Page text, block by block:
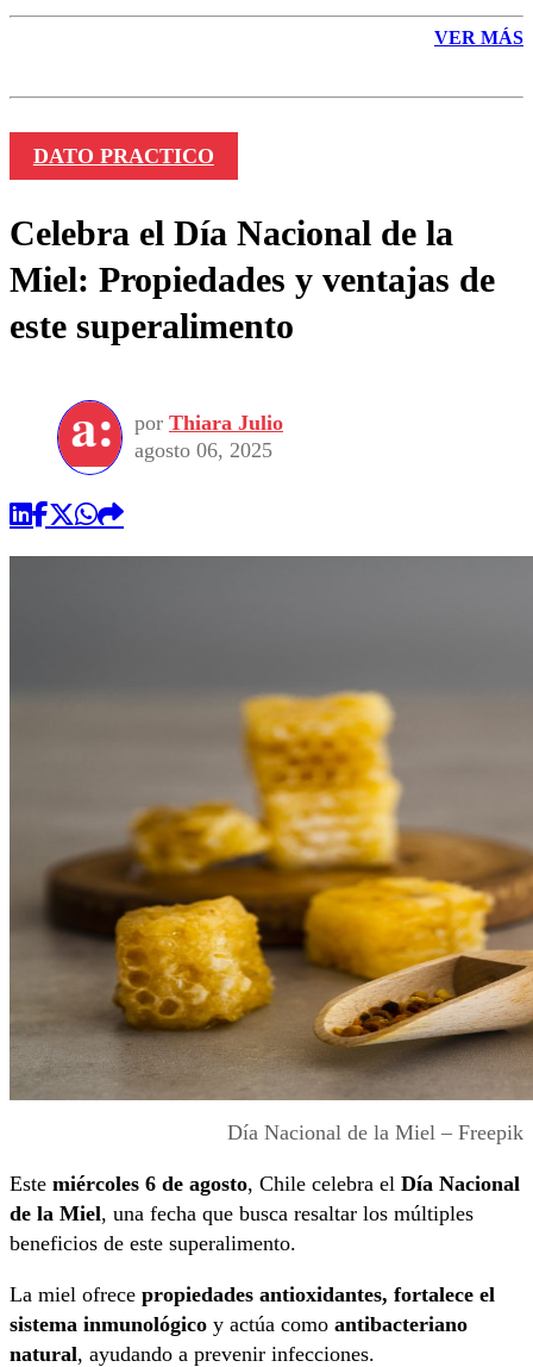
VER MÁS
DATO PRACTICO
Celebra el Día Nacional de la
Miel: Propiedades y ventajas de
este superalimento
por Thiara Julio
agosto 06, 2025
Día Nacional de la Miel – Freepik
Este miércoles 6 de agosto, Chile celebra el Día Nacional
de la Miel, una fecha que busca resaltar los múltiples
beneficios de este superalimento.
La miel ofrece propiedades antioxidantes, fortalece el
sistema inmunológico y actúa como antibacteriano
natural, ayudando a prevenir infecciones.